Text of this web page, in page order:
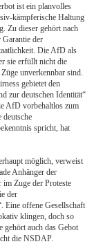
ist ein planvolles
kämpferische Haltung
Zu dieser gehört nach
der
Die AfD als
sie erfüllt nicht die
unverkennbar sind.
gebietet den
zur deutschen Identität“
AfD vorbehaltlos zum
deutsche
spricht, hat
möglich, verweist
Anhänger der
im Zuge der Proteste
der
Eine offene Gesellschaft
klingen, doch so
gehört auch das Gebot
die NSDAP.